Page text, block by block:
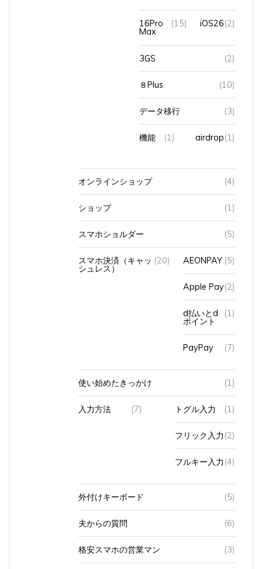
16Pro
Max
(15) iOS26 (2)
3GS (2)
８Plus (10)
データ移行 (3)
機能 (1) airdrop (1)
オンラインショップ (4)
ショップ (1)
スマホショルダー (5)
スマホ決済（キャッ
シュレス）
(20) AEONPAY (5)
Apple Pay (2)
d払いとd
ポイント
(1)
PayPay (7)
使い始めたきっかけ (1)
入力方法 (7) トグル入力 (1)
フリック入力 (2)
フルキー入力 (4)
外付けキーボード (5)
夫からの質問 (6)
格安スマホの営業マン (3)